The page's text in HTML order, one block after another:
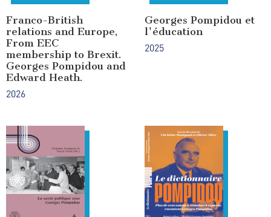
Franco-British
relations and Europe,
From EEC
membership to Brexit.
Georges Pompidou and
Edward Heath.
2026
Georges Pompidou et
l'éducation
2025